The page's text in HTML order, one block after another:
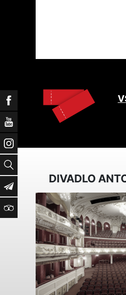
Facebook
YouTube
Instagram
Vyhledat
Newsletter
TripAdvisor
DIVADLO